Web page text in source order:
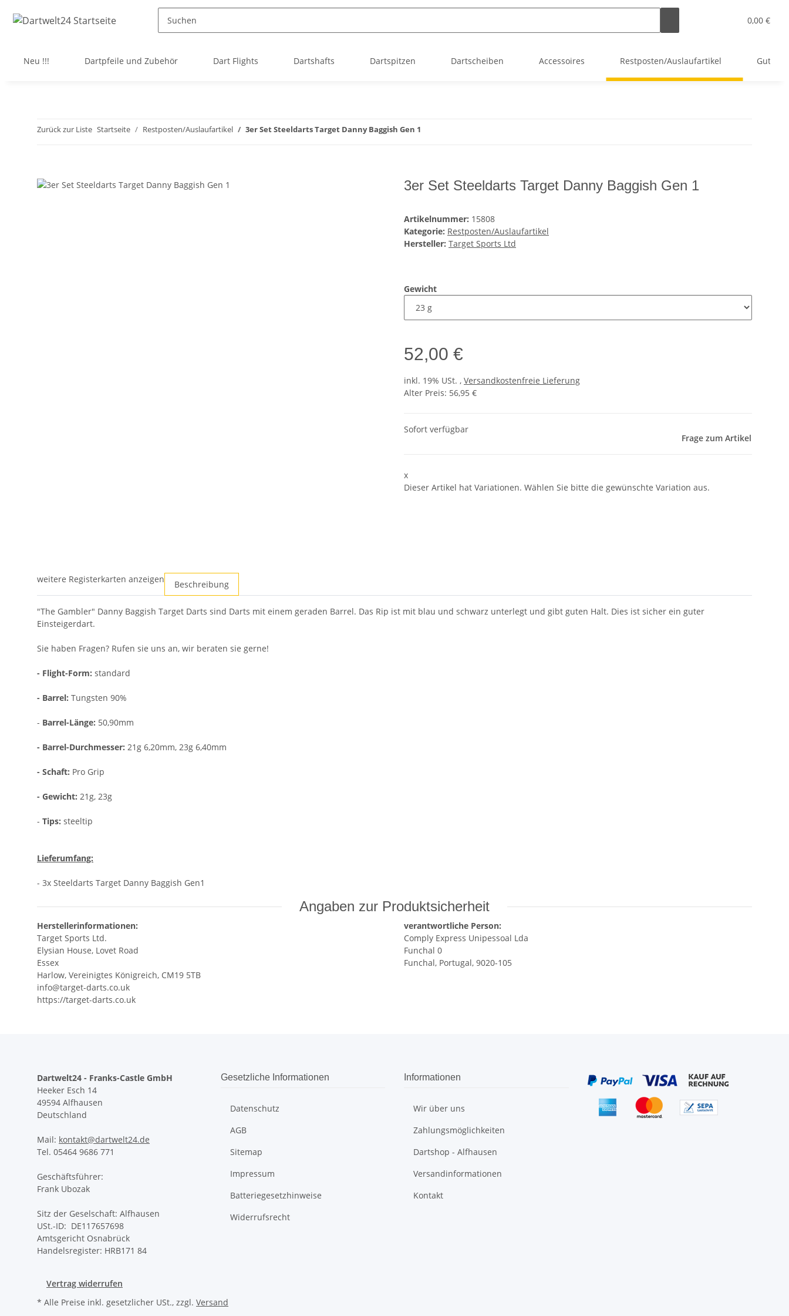
0,00 €
Neu !!! Dartpfeile und Zubehör Dart Flights Dartshafts Dartspitzen Dartscheiben Accessoires Restposten/Auslaufartikel
Zurück zur Liste Startseite Restposten/Auslaufartikel 3er Set Steeldarts Target Danny Baggish Gen 1
3er Set Steeldarts Target Danny Baggish Gen 1
Artikelnummer: 15808
Kategorie: Restposten/Auslaufartikel
Hersteller: Target Sports Ltd
Gewicht
52,00 €
inkl. 19% USt. , Versandkostenfreie Lieferung
Alter Preis: 56,95 €
Sofort verfügbar
Frage zum Artikel
x
Dieser Artikel hat Variationen. Wählen Sie bitte die gewünschte Variation aus.
weitere Registerkarten anzeigen Beschreibung
"The Gambler" Danny Baggish Target Darts sind Darts mit einem geraden Barrel. Das Rip ist mit blau und schwarz unterlegt und gibt guten Halt. Dies ist sicher ein guter
Einsteigerdart.
Sie haben Fragen? Rufen sie uns an, wir beraten sie gerne!
- Flight-Form: standard
- Barrel: Tungsten 90%
- Barrel-Länge: 50,90mm
- Barrel-Durchmesser: 21g 6,20mm, 23g 6,40mm
- Schaft: Pro Grip
- Gewicht: 21g, 23g
- Tips: steeltip
Lieferumfang:
- 3x Steeldarts Target Danny Baggish Gen1
Angaben zur Produktsicherheit
Herstellerinformationen:
Target Sports Ltd.
Elysian House, Lovet Road
Essex
Harlow, Vereinigtes Königreich, CM19 5TB
info@target-darts.co.uk
https://target-darts.co.uk
verantwortliche Person:
Comply Express Unipessoal Lda
Funchal 0
Funchal, Portugal, 9020-105
Dartwelt24 - Franks-Castle GmbH
Heeker Esch 14
49594 Alfhausen
Deutschland
Mail: kontakt@dartwelt24.de
Tel. 05464 9686 771
Geschäftsführer:
Frank Ubozak
Sitz der Geselschaft: Alfhausen
USt.-ID: DE117657698
Amtsgericht Osnabrück
Handelsregister: HRB171 84
Gesetzliche Informationen
Datenschutz
AGB
Sitemap
Impressum
Batteriegesetzhinweise
Widerrufsrecht
Informationen
Wir über uns
Zahlungsmöglichkeiten
Dartshop - Alfhausen
Versandinformationen
Kontakt
Vertrag widerrufen
* Alle Preise inkl. gesetzlicher USt., zzgl. Versand